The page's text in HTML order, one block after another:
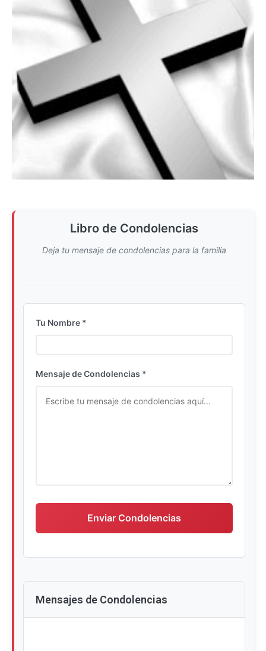
Libro de Condolencias
Deja tu mensaje de condolencias para la familia
Tu Nombre *
Mensaje de Condolencias *
Enviar Condolencias
Mensajes de Condolencias